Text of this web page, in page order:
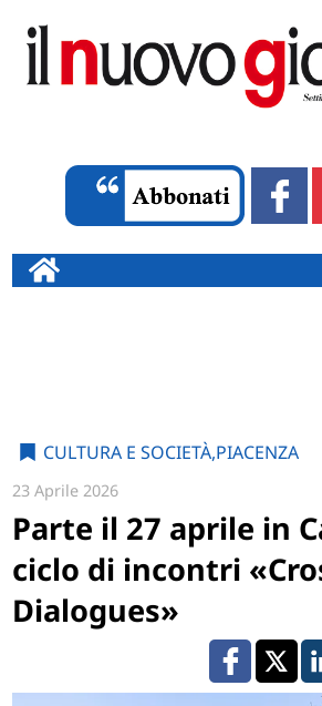
CULTURA E SOCIETÀ,PIACENZA
23 Aprile 2026
Parte il 27 aprile in
ciclo di incontri
Dialogues»